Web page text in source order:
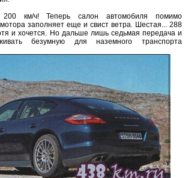
км/ч! Теперь салон автомобиля помимо
заполняет еще и свист ветра. Шестая... 288
и хочется. Но дальше лишь седьмая передача и
безумную для наземного транспорта